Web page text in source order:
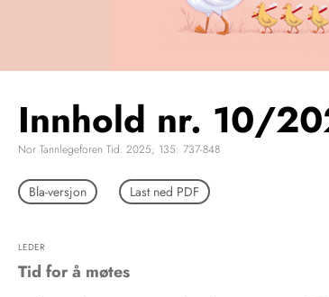
Innhold nr. 10/
Nor Tannlegeforen Tid. 2025; 135: 737-848
Bla-versjon Last ned PDF
LEDER
Tid for å møtes